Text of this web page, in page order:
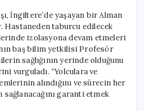
İngiltere’de yaşayan bir Alman
Hastaneden taburcu edilecek
izolasyona devam etmeleri
baş bilim yetkilisi Profesör
sağlığının yerinde olduğunu
vurguladı. “Yolculara ve
alındığını ve sürecin her
garanti etmek